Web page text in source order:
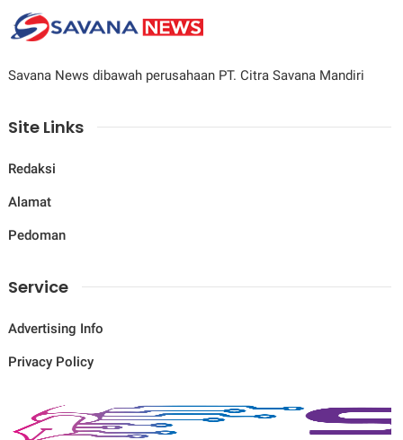
Savana News dibawah perusahaan PT. Citra Savana Mandiri
Site Links
Redaksi
Alamat
Pedoman
Service
Advertising Info
Privacy Policy